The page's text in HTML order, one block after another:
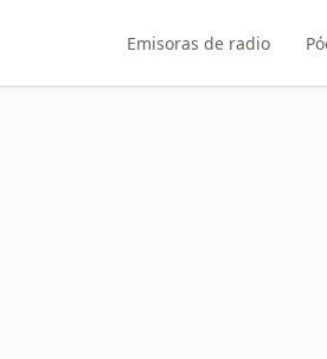
Emisoras de radio